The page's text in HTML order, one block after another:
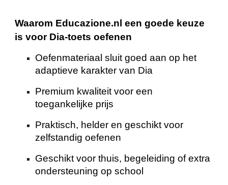
Waarom Educazione.nl een goede keuze
is voor Dia-toets oefenen
Oefenmateriaal sluit goed aan op het
adaptieve karakter van Dia
Premium kwaliteit voor een
toegankelijke prijs
Praktisch, helder en geschikt voor
zelfstandig oefenen
Geschikt voor thuis, begeleiding of extra
ondersteuning op school